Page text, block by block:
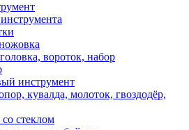
вороток, набор
инструмент
кувалда, молоток, гвоздодёр,
со стеклом